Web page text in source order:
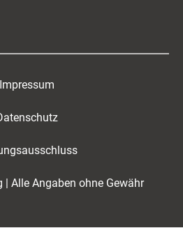
Impressum
Alle Angaben ohne Gewähr